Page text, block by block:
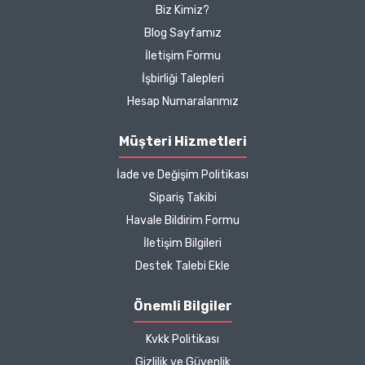
Kargo çok hızlıydı. Ürün
memnun kaldım. Bizlere
boykotsuz bu kadar güzel
seçenekler sunduğunuz
için de ayrıca teşekkür
ediyor ve iyi çalışmalar
Zeynep Akgöz |
Kargo çok hızlıydı. Ürünün
etkisinden de çok
Biz Kimiz?
Blog Sayfamız
İletişim Formu
İşbirliği Talepleri
Hesap Numaralarımız
Müşteri Hizmetleri
İade ve Değişim Politikası
Sipariş Takibi
Havale Bildirim Formu
İletişim Bilgileri
Destek Talebi Ekle
Önemli Bilgiler
Kvkk Politikası
Gizlilik ve Güvenlik